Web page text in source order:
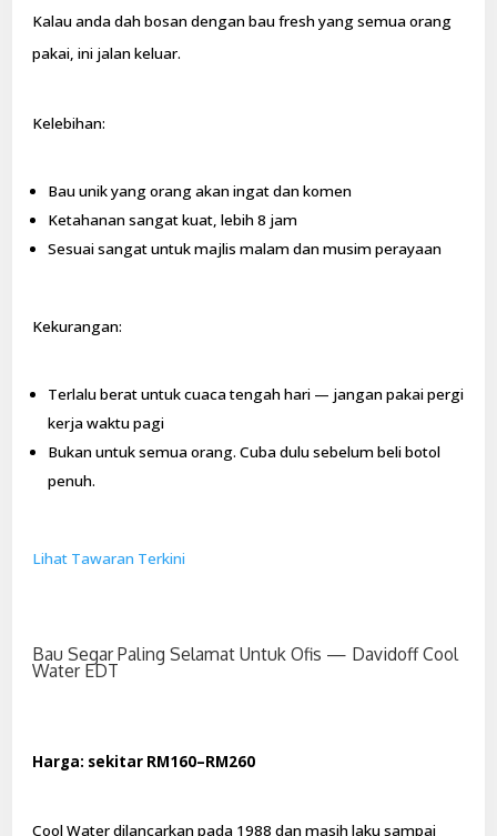
Kalau anda dah bosan dengan bau fresh yang semua orang
pakai, ini jalan keluar.
Kelebihan:
Bau unik yang orang akan ingat dan komen
Ketahanan sangat kuat, lebih 8 jam
Sesuai sangat untuk majlis malam dan musim perayaan
Kekurangan:
Terlalu berat untuk cuaca tengah hari — jangan pakai pergi
kerja waktu pagi
Bukan untuk semua orang. Cuba dulu sebelum beli botol
penuh.
Lihat Tawaran Terkini
Bau Segar Paling Selamat Untuk Ofis — Davidoff Cool
Water EDT
Harga: sekitar RM160–RM260
Cool Water dilancarkan pada 1988 dan masih laku sampai